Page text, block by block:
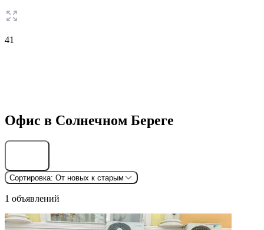
41
Офис в Солнечном Береге
Сортировка: От новых к старым
1 объявлений